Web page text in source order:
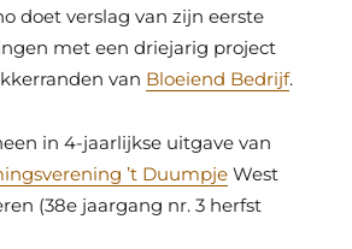
doet verslag van zijn eerste
met een driejarig project
van Bloeiend Bedrijf.
in 4-jaarlijkse uitgave van
’t Duumpje West
(38e jaargang nr. 3 herfst